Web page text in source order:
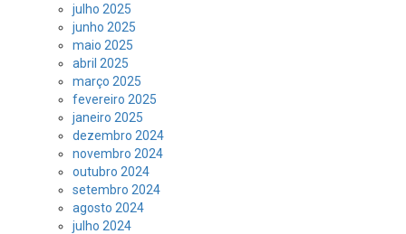
julho 2025
junho 2025
maio 2025
abril 2025
março 2025
fevereiro 2025
janeiro 2025
dezembro 2024
novembro 2024
outubro 2024
setembro 2024
agosto 2024
julho 2024